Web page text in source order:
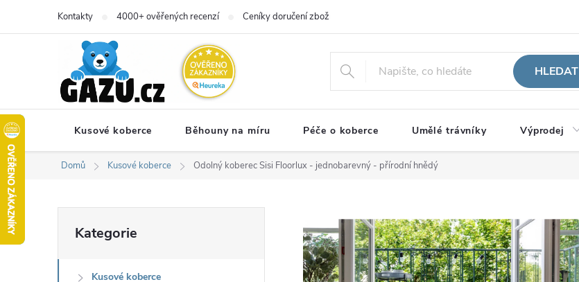
Kontakty 4000+ ověřených recenzí Ceníky doručení zboží
HLEDAT
Kusové koberce Běhouny na míru Péče o koberce Umělé trávníky Výprodej
Domů Kusové koberce Odolný koberec Sisi Floorlux - jednobarevný - přírodní hnědý
o
kategorie
Kategorie
Kusové koberce